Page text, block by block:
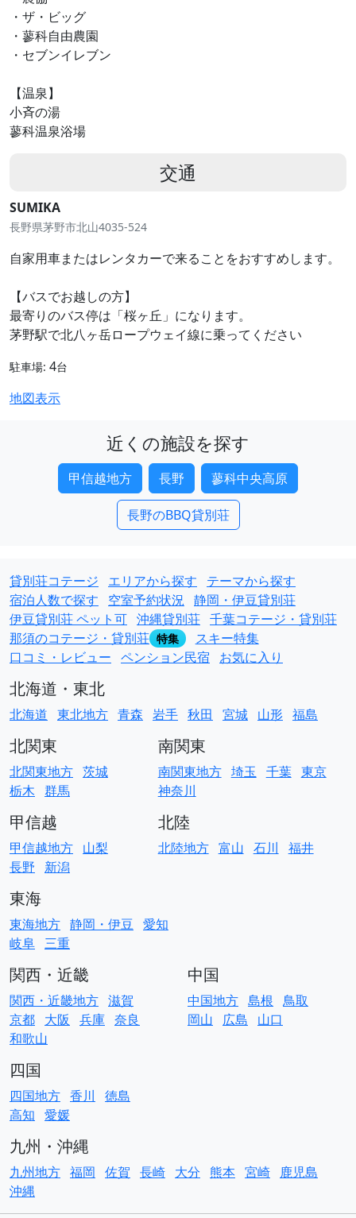
・ザ・ビッグ
・蓼科自由農園
・セブンイレブン
【温泉】
小斉の湯
蓼科温泉浴場
交通
SUMIKA
長野県茅野市北山4035-524
自家用車またはレンタカーで来ることをおすすめします。
【バスでお越しの方】
最寄りのバス停は「桜ヶ丘」になります。
茅野駅で北八ヶ岳ロープウェイ線に乗ってください
駐車場: 4台
地図表示
近くの施設を探す
甲信越地方 長野 蓼科中央高原
長野のBBQ貸別荘
貸別荘コテージ エリアから探す
テーマから探す
宿泊人数で探す
空室予約状況 静岡・伊豆貸別荘
伊豆貸別荘 ペット可 沖縄貸別荘 千葉コテージ・貸別荘
那須のコテージ・貸別荘 特集
スキー特集
口コミ・レビュー ペンション民宿 お気に入り
北海道・東北
北海道 東北地方 青森 岩手 秋田 宮城 山形 福島
北関東
北関東地方 茨城
栃木 群馬
南関東
南関東地方 埼玉 千葉 東京
神奈川
甲信越
甲信越地方 山梨
長野
新潟
北陸
北陸地方 富山 石川 福井
東海
東海地方 静岡・伊豆 愛知
岐阜 三重
関西・近畿
関西・近畿地方 滋賀
京都 大阪 兵庫 奈良
和歌山
中国
中国地方 島根 鳥取
岡山
広島 山口
四国
四国地方 香川
徳島
高知 愛媛
九州・沖縄
九州地方 福岡 佐賀 長崎 大分 熊本 宮崎
鹿児島
沖縄